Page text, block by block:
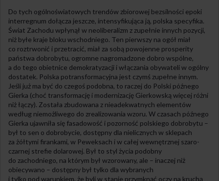
Do tych ogólnoświatowych trendów zbiorowej bezsilności epoki
interregnum dołącza jeszcze, intensyfikująca ją, polska specyfika.
Świat Zachodu wpłynął w neoliberalizm z zupełnie innych pozycji,
niż byłe kraje bloku wschodniego. Ten pierwszy na ogół miał
co roztrwonić i przetracić, miał za sobą powojenne prosperity
państwa dobrobytu, ogromne nagromadzone dobro wspólne,
a do tego obietnice demokratyzacji i włączania obywateli w ogólny
dostatek. Polska potransformacyjna jest czymś zupełne innym.
Jeśli już ma być do czegoś podobna, to raczej do Polski późnego
Gierka (choć transformację i modernizację Gierkowską więcej różni
niż łączy). Została zbudowana z nieadekwatnych elementów
według niemożliwego do zrealizowania wzoru. W czasach późnego
Gierka ujawniła się fasadowość i pozorność polskiego dobrobytu –
był to sen o dobrobycie, dostępny dla nielicznych w sklepach
za żółtymi firankami, w Peweksach i w całej wewnętrznej szaro-
czarnej strefie dolarowej. Był to styl życia podobny
do zachodniego, na którym był wzorowany, ale – inaczej niż
obiecywano – dostępny był tylko dla wybranych
i tylko pod warunkiem, że byli w stanie przymknąć oczy na kruchą